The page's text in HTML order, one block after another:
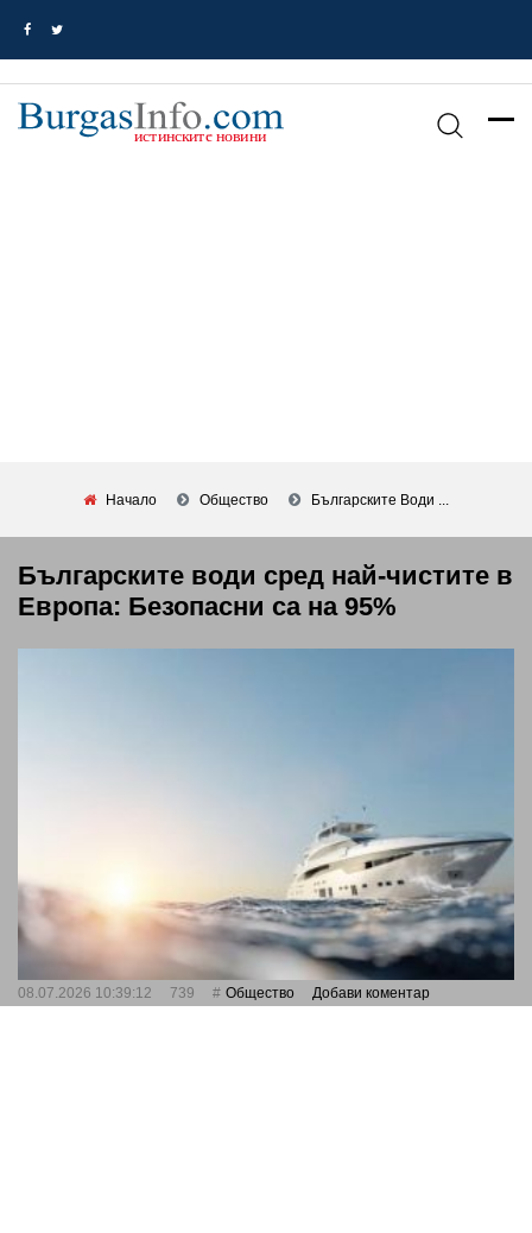
Начало Общество Българските Води ...
Българските води сред най-чистите в
Европа: Безопасни са на 95%
08.07.2026 10:39:12 739 Общество Добави коментар